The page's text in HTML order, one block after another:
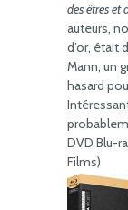
des êtres et
auteurs,
d’or, était
Mann, un
hasard
DVD Blu-
Films)